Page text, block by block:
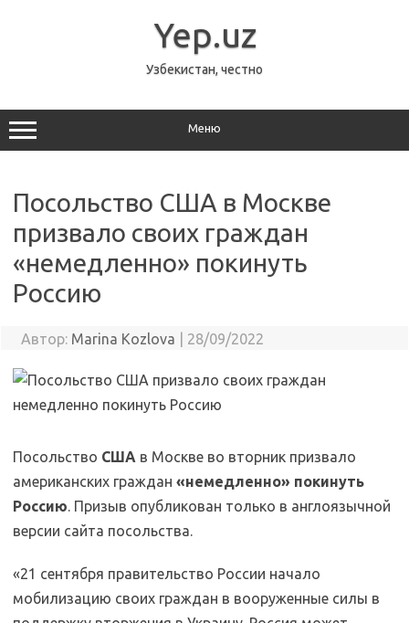
Yep.uz
Узбекистан, честно
Меню
Посольство США в Москве
призвало своих граждан
«немедленно» покинуть
Россию
Автор: Marina Kozlova 28/09/2022
Посольство США в Москве во вторник призвало
американских граждан «немедленно» покинуть
Россию. Призыв опубликован только в англоязычной
версии сайта посольства.
«21 сентября правительство России начало
мобилизацию своих граждан в вооруженные силы в